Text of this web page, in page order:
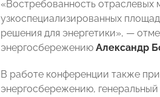
«Востребованность отраслевых
узкоспециализированных
решения для энергетики», —
энергосбережению Александр
В работе конференции также
энергосбережению,